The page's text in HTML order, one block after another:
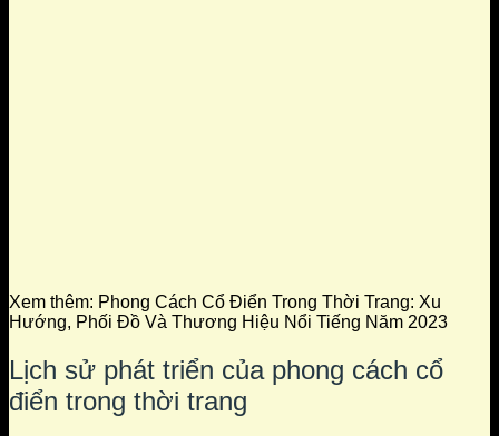
Xem thêm: Phong Cách Cổ Điển Trong Thời Trang: Xu
Hướng, Phối Đồ Và Thương Hiệu Nổi Tiếng Năm 2023
Lịch sử phát triển của phong cách cổ
điển trong thời trang